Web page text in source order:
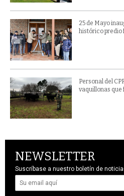
25 de Mayo
histórico predio
Personal del
vaquillonas que
NEWSLETTER
Suscríbase a nuestro boletín de